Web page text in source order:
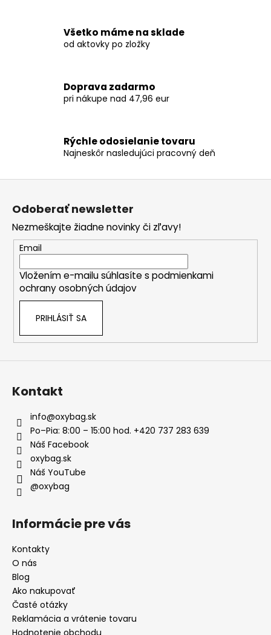
p
r
y
v
i
s
Všetko máme na sklade
od aktovky po zložky
Doprava zadarmo
pri nákupe nad 47,96 eur
Rýchle odosielanie tovaru
Najneskôr nasledujúci pracovný deň
Z
Odoberať newsletter
Nezmeškajte žiadne novinky či zľavy!
Email
Vložením e-mailu súhlasíte s podmienkami
ochrany osobných údajov
PRIHLÁSIŤ SA
Kontakt
info@oxybag.sk
Po–Pia: 8:00 – 15:00 hod. +420 737 283 639
Náš Facebook
oxybag.sk
Náš YouTube
@oxybag
Informácie pre vás
Kontakty
O nás
Blog
Ako nakupovať
Časté otázky
Reklamácia a vrátenie tovaru
Hodnotenie obchodu